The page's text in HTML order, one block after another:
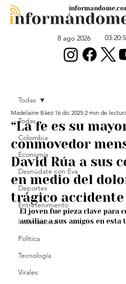
8 ago 2026
Todas
Colombia
Economía
Desnúdate con Eva
Deportes
Entretenimiento
Internacional
Política
Tecnología
Virales
Todas
“La fe es su
conmovedor
David Rúa a sus
en medio del
trágico accidente
Madelaine Báez 16 dic 2025 2 min de
El joven fue pieza clave para
auxiliar a sus amigos en esta